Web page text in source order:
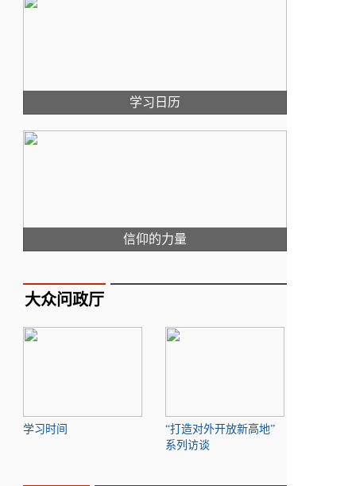
学习日历
信仰的力量
大众问政厅
学习时间
“打造对外开放新高地”
系列访谈